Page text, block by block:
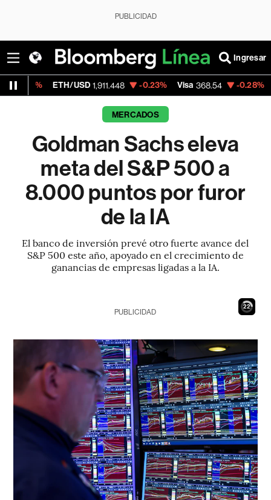
PUBLICIDAD
Ingresar
ETH/USD 1,911.448 -0.23% Visa 368.54 -0.28%
MERCADOS
Goldman Sachs eleva
meta del S&P 500 a
8.000 puntos por furor
de la IA
El banco de inversión prevé otro fuerte avance del
S&P 500 este año, apoyado en el crecimiento de
ganancias de empresas ligadas a la IA.
21
PUBLICIDAD